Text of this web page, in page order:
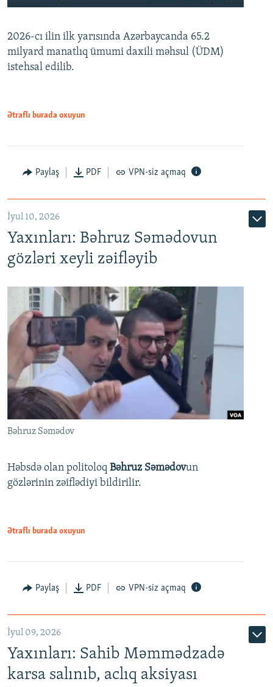
Auto 240p 360p 480p
360p
480p
2026-cı ilin ilk yarısında Azərbaycanda 65.2
milyard manatlıq ümumi daxili məhsul (ÜDM)
istehsal edilib.
Ətraflı burada oxuyun
Paylaş PDF VPN-siz açmaq
İyul 10, 2026
Yaxınları: Bəhruz Səmədovun
gözləri xeyli zəifləyib
Bəhruz Səmədov
Həbsdə olan politoloq Bəhruz Səmədovun
gözlərinin zəiflədiyi bildirilir.
Ətraflı burada oxuyun
Paylaş PDF VPN-siz açmaq
İyul 09, 2026
Yaxınları: Sahib Məmmədzadə
karsa salınıb, aclıq aksiyası